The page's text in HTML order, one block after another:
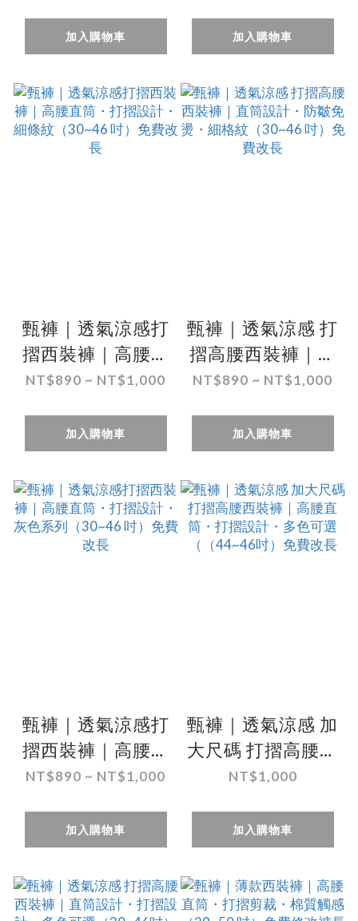
排汗（32~38 吋）
免費修改褲長
加入購物車
免費改長
加入購物車
甄褲｜透氣涼感打
摺西裝褲｜高腰直
筒・打摺設計・細
免費改長
NT$890 ~ NT$1,000
加入購物車
甄褲｜透氣涼感 打
摺高腰西裝褲｜直
筒設計・防皺免
（30~46 吋）免費
改長
NT$890 ~ NT$1,000
加入購物車
甄褲｜透氣涼感打
摺西裝褲｜高腰直
筒・打摺設計・灰
吋）免費改長
NT$890 ~ NT$1,000
加入購物車
甄褲｜透氣涼感 加
大尺碼 打摺高腰西
裝褲｜高腰直筒・
選（（44~46吋）
免費改長
NT$1,000
加入購物車